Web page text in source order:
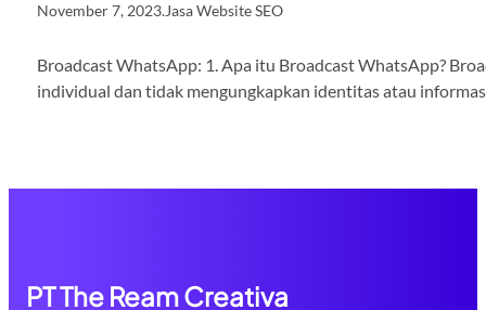
November 7, 2023.Jasa Website SEO
Broadcast WhatsApp: 1. Apa itu Broadcast WhatsApp?
individual dan tidak mengungkapkan identitas atau
PT The Ream Creativa